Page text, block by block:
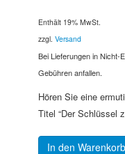
Enthält 19% MwSt.
zzgl. Versand
Bei Lieferungen in Nicht-
Gebühren anfallen.
Hören Sie eine
Titel “Der Schlüssel
In den Warenkorb